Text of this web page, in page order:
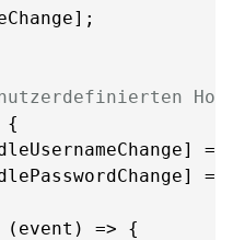
=
=
( event ) => {